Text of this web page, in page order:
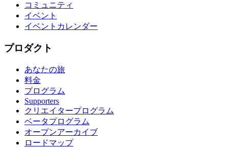
コミュニティ
イベント
イベントカレンダー
プロダクト
あなたの旅
料金
プログラム
Supporters
クリエイタープログラム
ベータプログラム
オープンアーカイブ
ロードマップ